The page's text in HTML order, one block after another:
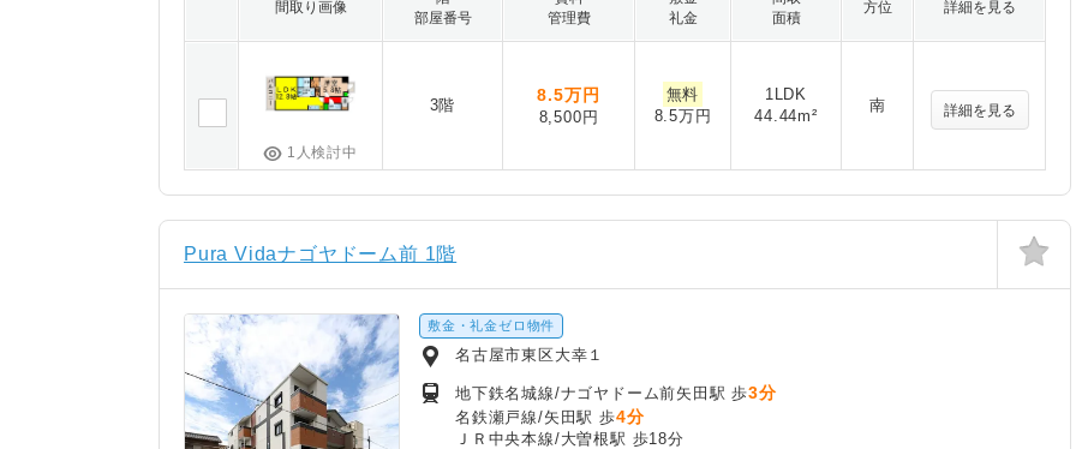
間取り画像
部屋番号
管理費
礼金
面積
方位 詳細を見る
1人検討中
3階
8.5万円
8,500円
無料
8.5万円
1LDK
44.44m²
南 詳細を見る
Pura Vidaナゴヤドーム前 1階
敷金・礼金ゼロ物件
名古屋市東区大幸１
地下鉄名城線/ナゴヤドーム前矢田駅 歩3分
名鉄瀬戸線/矢田駅 歩4分
ＪＲ中央本線/大曽根駅 歩18分